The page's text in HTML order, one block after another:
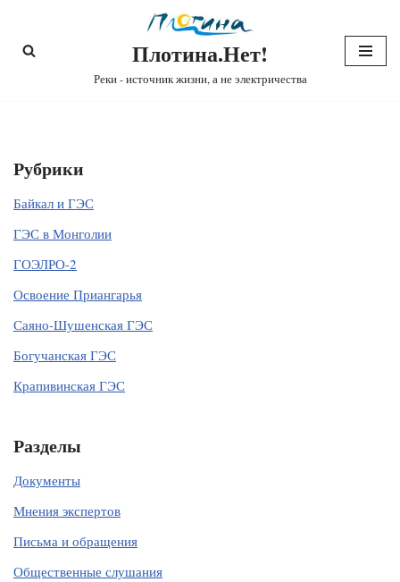
Перейти
Плотина.Нет!
Реки - источник жизни, а не электричества
Рубрики
Байкал и ГЭС
ГЭС в Монголии
ГОЭЛРО-2
Освоение Приангарья
Саяно-Шушенская ГЭС
Богучанская ГЭС
Крапивинская ГЭС
Разделы
Документы
Мнения экспертов
Письма и обращения
Общественные слушания